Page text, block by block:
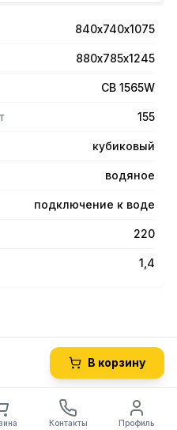
ножки 110-150 мм
Потребление воды 13
840х740х1075
880х785х1245
CB 1565W
155
кубиковый
водяное
подключение к воде
220
1,4
В корзину
Контакты Профиль